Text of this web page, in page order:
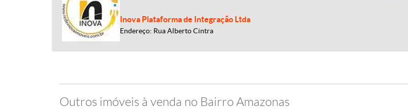
Inova Plataforma de Integração Ltda
Endereço: Rua Alberto Cintra
Outros imóveis à venda no Bairro Amazonas